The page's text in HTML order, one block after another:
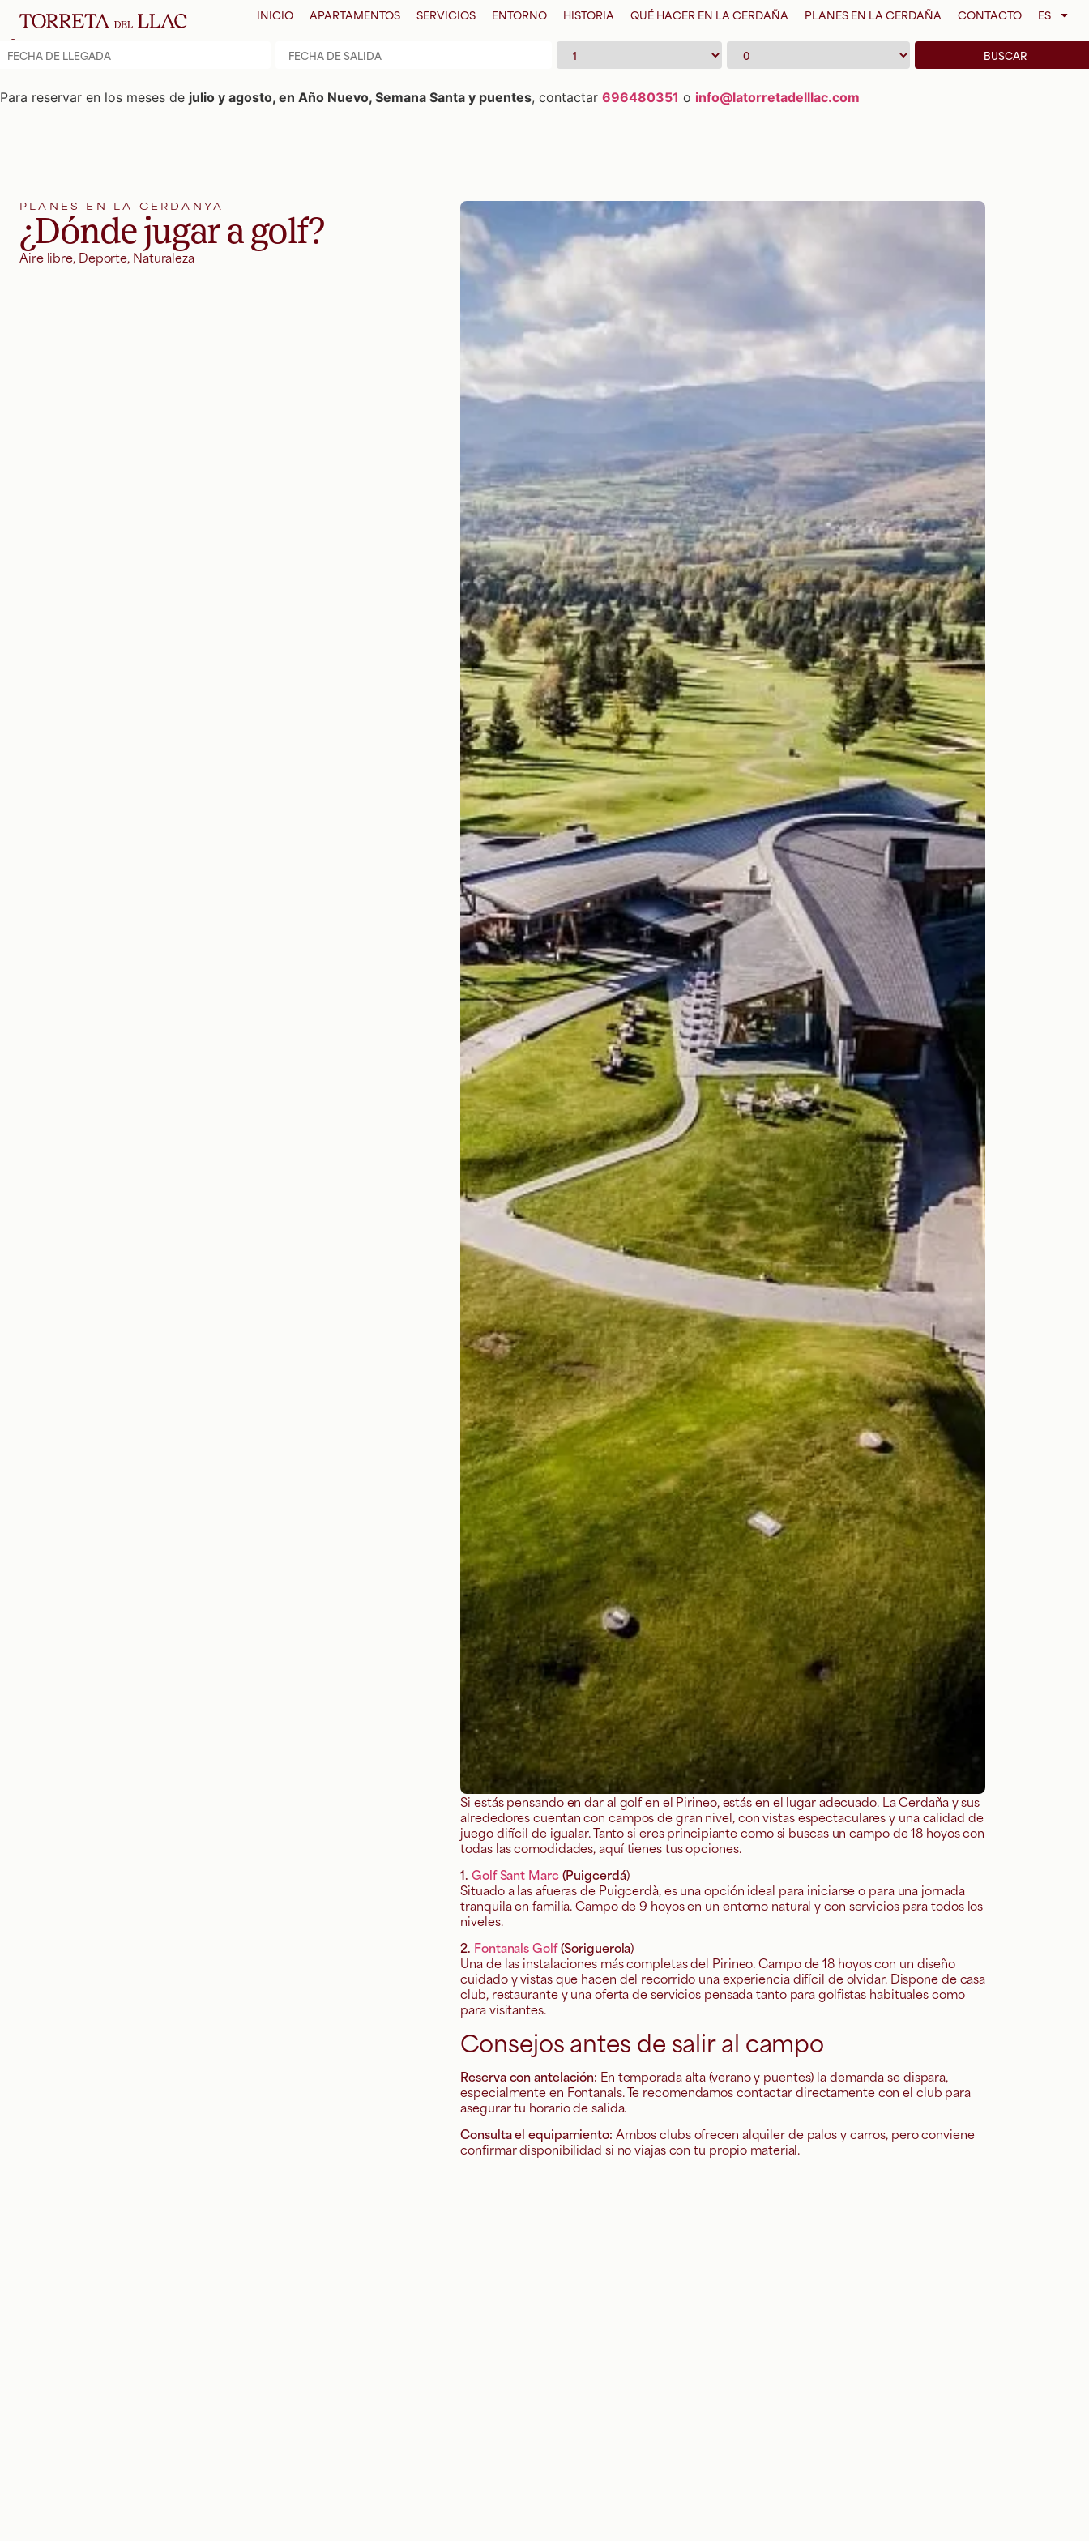
INICIO APARTAMENTOS SERVICIOS ENTORNO HISTORIA QUÉ HACER EN LA CERDAÑA PLANES EN LA CERDAÑA CONTACTO
ES
*
Para reservar en los meses de julio y agosto, en Año Nuevo, Semana Santa y puentes, contactar 696480351 o info@latorretadelllac.com
PLANES EN LA CERDANYA
¿Dónde jugar a golf?
Aire libre, Deporte, Naturaleza
Si estás pensando en dar al golf en el Pirineo, estás en el lugar adecuado. La Cerdaña y sus
alrededores cuentan con campos de gran nivel, con vistas espectaculares y una calidad de
juego difícil de igualar. Tanto si eres principiante como si buscas un campo de 18 hoyos con
todas las comodidades, aquí tienes tus opciones.
1.Golf Sant Marc(Puigcerdá)
Situado a las afueras de Puigcerdà, es una opción ideal para iniciarse o para una jornada
tranquila en familia. Campo de 9 hoyos en un entorno natural y con servicios para todos los
niveles.
2. Fontanals Golf(Soriguerola)
Una de las instalaciones más completas del Pirineo. Campo de 18 hoyos con un diseño
cuidado y vistas que hacen del recorrido una experiencia difícil de olvidar. Dispone de casa
club, restaurante y una oferta de servicios pensada tanto para golfistas habituales como
para visitantes.
Consejos antes de salir al campo
Reserva con antelación: En temporada alta (verano y puentes) la demanda se dispara,
especialmente en Fontanals. Te recomendamos contactar directamente con el club para
asegurar tu horario de salida.
Consulta el equipamiento: Ambos clubs ofrecen alquiler de palos y carros, pero conviene
confirmar disponibilidad si no viajas con tu propio material.